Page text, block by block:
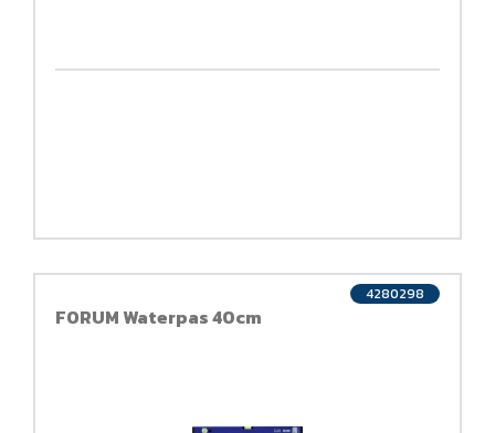
FORUM Waterpas 40cm
4280298